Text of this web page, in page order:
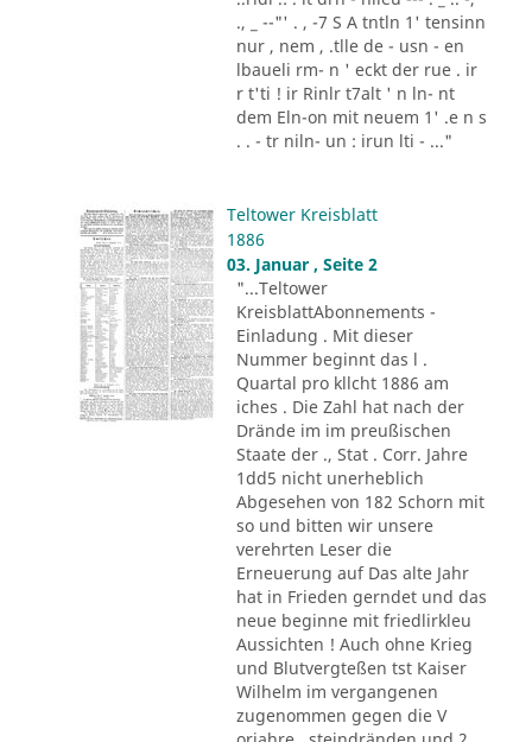
., _ --"' . , -7 S A tntln 1' tensinn
nur , nem , .tlle de - usn - en
lbaueli rm- n ' eckt der rue . ir
r t'ti ! ir Rinlr t7alt ' n ln- nt
dem Eln-on mit neuem 1' .e n s
. . - tr niln- un : irun lti - ..."
Teltower Kreisblatt
1886
03. Januar , Seite 2
"...Teltower
KreisblattAbonnements -
Einladung . Mit dieser
Nummer beginnt das l .
Quartal pro kllcht 1886 am
iches . Die Zahl hat nach der
Drände im im preußischen
Staate der ., Stat . Corr. Jahre
1dd5 nicht unerheblich
Abgesehen von 182 Schorn mit
so und bitten wir unsere
verehrten Leser die
Erneuerung auf Das alte Jahr
hat in Frieden gerndet und das
neue beginne mit friedlirkleu
Aussichten ! Auch ohne Krieg
und Blutvergteßen tst Kaiser
Wilhelm im vergangenen
zugenommen gegen die V